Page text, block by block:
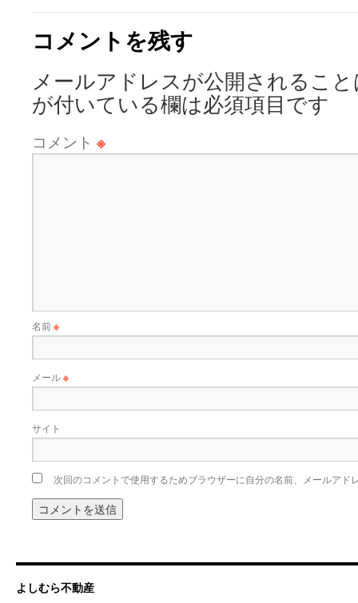
コメントを残す
メールアドレスが公開されるこ
が付いている欄は必須項目です
コメント ※
名前※
メール※
サイト
次回のコメントで使用するためブラウザーに自分の名前、メールアド
よしむら不動産